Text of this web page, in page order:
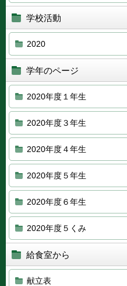
学校活動
2020
学年のページ
2020年度１年生
2020年度３年生
2020年度４年生
2020年度５年生
2020年度６年生
2020年度５くみ
給食室から
献立表